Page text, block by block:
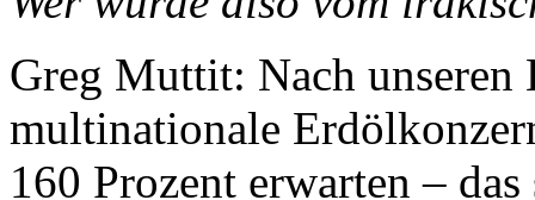
Greg Muttit: Nach unseren
multinationale
160 Prozent erwarten –